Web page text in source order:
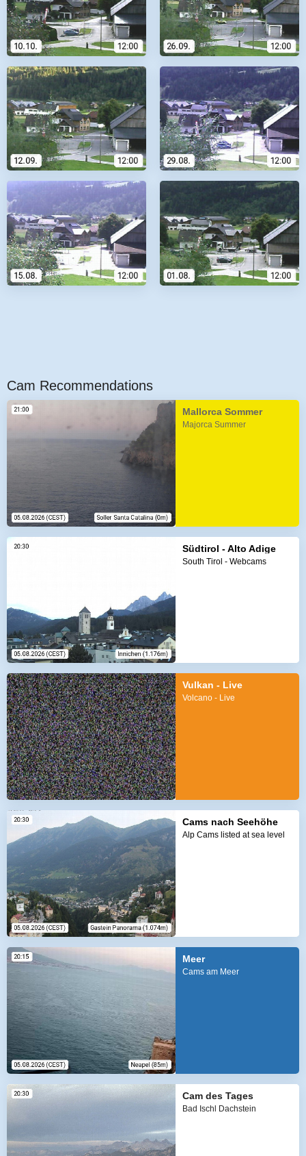
Cam Recommendations
Mallorca Sommer
Majorca Summer
Südtirol - Alto Adige
South Tirol - Webcams
Vulkan - Live
Volcano - Live
Cams nach Seehöhe
Alp Cams listed at sea level
Meer
Cams am Meer
Cam des Tages
Bad Ischl Dachstein